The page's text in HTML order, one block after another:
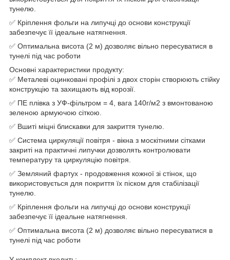
тунелю.
✅ Кріплення фольги на липучці до основи конструкції
забезпечує її ідеальне натягнення.
✅ Оптимальна висота (2 м) дозволяє вільно пересуватися в
тунелі під час роботи
Основні характеристики продукту:
✅ Металеві оцинковані профілі з двох сторін створюють стійку
конструкцію та захищають від корозії.
✅ ПЕ плівка з УФ-фільтром = 4, вага 140г/м2 з вмонтованою
зеленою армуючою сіткою.
✅ Вшиті міцні блискавки для закриття тунелю.
✅ Система циркуляції повітря - вікна з москітними сітками
закриті на практичні липучки дозволять контролювати
температуру та циркуляцію повітря.
✅ Земляний фартух - продовження кожної зі стінок, що
використовується для покриття їх піском для стабілізації
тунелю.
✅ Кріплення фольги на липучці до основи конструкції
забезпечує її ідеальне натягнення.
✅ Оптимальна висота (2 м) дозволяє вільно пересуватися в
тунелі під час роботи